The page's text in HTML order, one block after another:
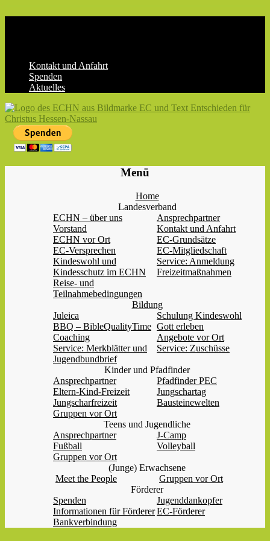
Kontakt und Anfahrt
Spenden
Aktuelles
ECHN
EC-
Menü
Home
Landesverband
ECHN – über uns
Ansprechpartner
Vorstand
Kontakt und Anfahrt
ECHN vor Ort
EC-Grundsätze
EC-Versprechen
EC-Mitgliedschaft
Kindeswohl und
Kindesschutz im ECHN
Service: Anmeldung
Freizeitmaßnahmen
Reise- und
Teilnahmebedingungen
Bildung
Juleica
Schulung Kindeswohl
BBQ – BibleQualityTime Gott erleben
Coaching
Angebote vor Ort
Service: Merkblätter und
Jugendbundbrief
Service: Zuschüsse
Kinder und Pfadfinder
Ansprechpartner
Pfadfinder PEC
Eltern-Kind-Freizeit
Jungschartag
Jungscharfreizeit
Bausteinewelten
Gruppen vor Ort
Teens und Jugendliche
Ansprechpartner
J-Camp
Fußball
Volleyball
Gruppen vor Ort
(Junge) Erwachsene
Meet the People
Gruppen vor Ort
Förderer
Spenden
Jugenddankopfer
Informationen für FördererEC-Förderer
Bankverbindung